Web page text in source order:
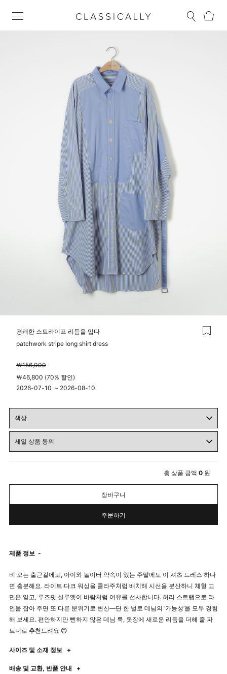
경쾌한 스트라이프 리듬을 입다
patchwork stripe long shirt dress
￦156,000
￦46,800 (70% 할인)
2026-07-10 ~ 2026-08-10
총 상품 금액 0 원
장바구니
주문하기
제품 정보 -
비 오는 출근길에도, 아이와 놀이터 약속이 있는 주말에도 이 셔츠 드레스 하나
면 충분해요. 라이트·다크 워싱을 콜라주처럼 배치해 시선을 분산하니 체형 고
민은 잊고, 루즈핏 실루엣이 바람처럼 여유를 선사합니다. 허리 스트랩으로 라
인을 잡아 주면 또 다른 분위기로 변신—단 한 벌로 데님의 ‘가능성’을 모두 경험
해 보세요. 편안하지만 뻔하지 않은 데님 룩, 옷장에 새로운 리듬을 더해 줄 파
트너로 추천드려요 😊
사이즈 및 소재 정보 +
배송 및 교환, 반품 안내 +